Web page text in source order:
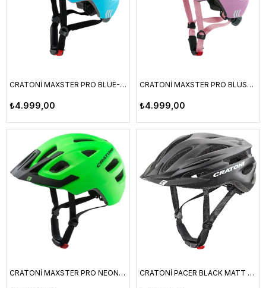
CRATONİ MAXSTER PRO BLUE-PİNK MATT S-M
₺4.999,00
CRATONİ MAXSTER PRO BLUSH-ROSE MATT S-M
₺4.999,00
CRATONİ MAXSTER PRO NEONGREEN MATT S-M CRATONİ PACER BLACK MATT L-XL